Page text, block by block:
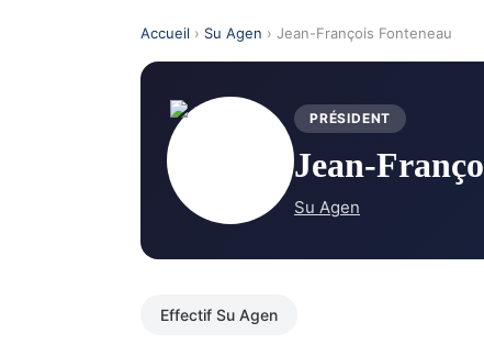
Accueil › Su Agen › Jean-François Fonteneau
PRÉSIDENT
Jean-
Su Agen
Effectif Su Agen